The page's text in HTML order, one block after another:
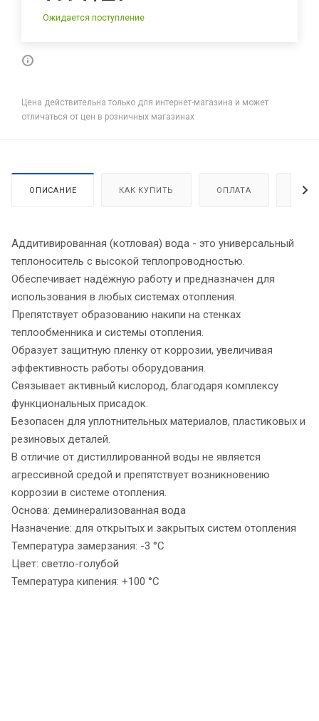
Ожидается поступление
Цена действительна только для интернет-магазина и может
отличаться от цен в розничных магазинах
ОПИСАНИЕ КАК КУПИТЬ ОПЛАТА
Аддитивированная (котловая) вода - это универсальный
теплоноситель с высокой теплопроводностью.
Обеспечивает надёжную работу и предназначен для
использования в любых системах отопления.
Препятствует образованию накипи на стенках
теплообменника и системы отопления.
Образует защитную пленку от коррозии, увеличивая
эффективность работы оборудования.
Связывает активный кислород, благодаря комплексу
функциональных присадок.
Безопасен для уплотнительных материалов, пластиковых и
резиновых деталей.
В отличие от дистиллированной воды не является
агрессивной средой и препятствует возникновению
коррозии в системе отопления.
Основа: деминерализованная вода
Назначение: для открытых и закрытых систем отопления
Температура замерзания: -3 °С
Цвет: светло-голубой
Температура кипения: +100 °С